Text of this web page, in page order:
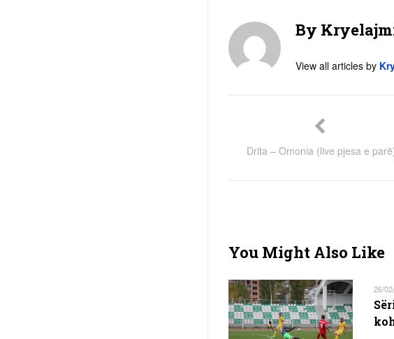
By
View all articles by
Drita – Omonia (live pjesa e
You Might Also Like
26/